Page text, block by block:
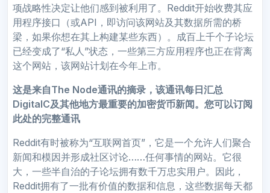
项战略性决定让他们感到被利用了。Reddit开始收费其应
用程序接口（或API，即访问该网站及其数据所需的桥
梁，如果你想在其上构建某些东西）。成百上千个子论坛
已经变成了“私人”状态，一些第三方应用程序也正在背离
这个网站，该网站计划在今年上市。
这是来自The Node通讯的摘录，该通讯每日汇总
DigitalC及其他地方最重要的加密货币新闻。您可以订阅
此处的完整通讯
Reddit有时被称为“互联网首页”，它是一个允许人们聚合
新闻和模因并形成社区讨论……任何事情的网站。它很
大，一些半自治的子论坛拥有数千万忠实用户。因此，
Reddit拥有了一批有价值的数据和信息，这些数据每天都